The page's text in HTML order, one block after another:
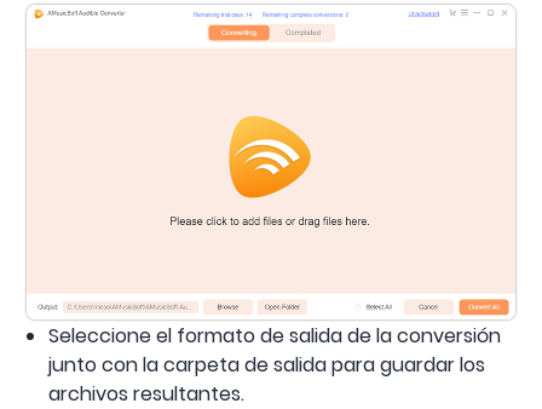
Seleccione el formato de salida de la conversión
junto con la carpeta de salida para guardar los
archivos resultantes.